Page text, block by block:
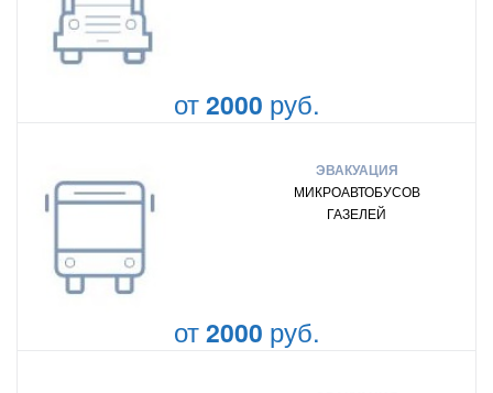
от2000 руб.
ЭВАКУАЦИЯ
МИКРОАВТОБУСОВ
ГАЗЕЛЕЙ
от2000 руб.